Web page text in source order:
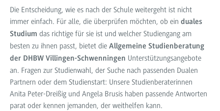
Die Entscheidung, wie es nach der Schule weitergeht ist nicht
immer einfach. Für alle, die überprüfen möchten, ob einduales
Studium das richtige für sie ist und welcher Studiengang am
besten zu ihnen passt, bietet dieAllgemeine Studienberatung
der DHBW Villingen-Schwenningen Unterstützungsangebote
an. Fragen zur Studienwahl, der Suche nach passenden Dualen
Partnern oder dem Studienstart: Unsere Studienberaterinnen
Anita Peter-Dreißig und Angela Brusis haben passende Antworten
parat oder kennen jemanden, der weithelfen kann.